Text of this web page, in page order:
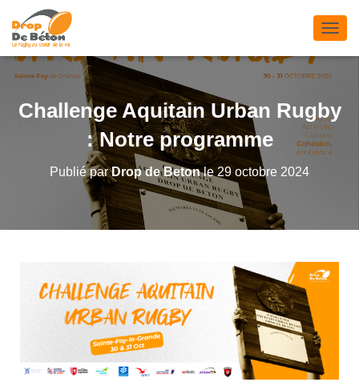
D
É
E
R
L
T
Challenge Aquitain Urban Rugby
: Notre programme
Publié parDrop de Betonle 29 octobre 2024